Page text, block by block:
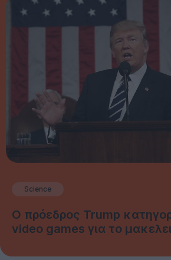
Science
Ο πρόεδρος Trump
video games για το